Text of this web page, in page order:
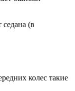
седана (в
колес такие